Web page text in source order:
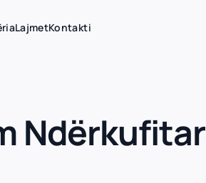
LajmetKontakti
Ndërkufitar